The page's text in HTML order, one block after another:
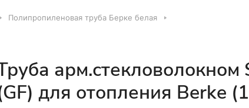
Полипропиленовая труба Берке белая
для отопления Berke